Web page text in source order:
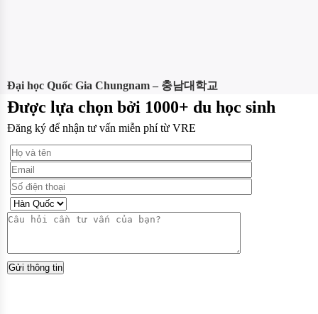
Đại học Quốc Gia Chungnam – 충남대학교
Được lựa chọn bởi 1000+ du học sinh
Đăng ký để nhận tư vấn miễn phí từ VRE